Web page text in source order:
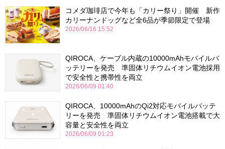
コメダ珈琲店で今年も「カリー祭り」開催 新作
カリーナンドッグなど全6品が季節限定で登場
2026/06/16 15:52
QIROCA、ケーブル内蔵の10000mAhモバイルバ
ッテリーを発売 準固体リチウムイオン電池採用
で安全性と携帯性を両立
2026/06/09 01:40
QIROCA、10000mAhのQi2対応モバイルバッテ
リーを発売 準固体リチウムイオン電池搭載で大
容量と安全性を両立
2026/06/09 01:23